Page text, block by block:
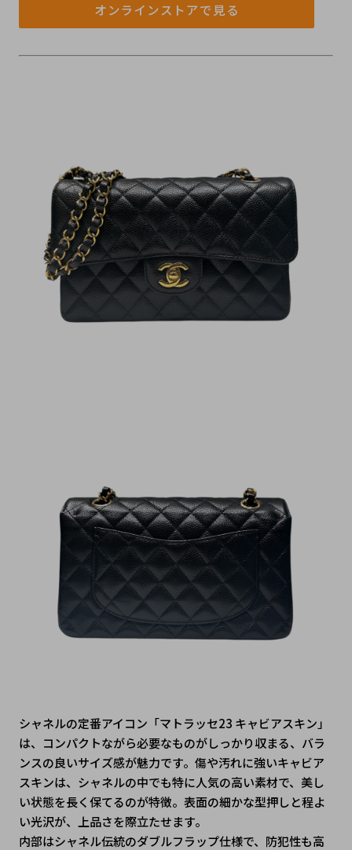
オンラインストアで見る
シャネルの定番アイコン「マトラッセ23 キャビアスキン」
は、コンパクトながら必要なものがしっかり収まる、バラ
ンスの良いサイズ感が魅力です。傷や汚れに強いキャビア
スキンは、シャネルの中でも特に人気の高い素材で、美し
い状態を長く保てるのが特徴。表面の細かな型押しと程よ
い光沢が、上品さを際立たせます。
内部はシャネル伝統のダブルフラップ仕様で、防犯性も高